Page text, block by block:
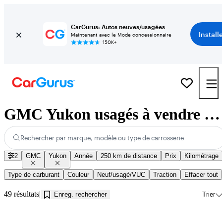
CarGurus: Autos neuves/usagées
Maintenant avec le Mode concessionnaire
150K+
GMC Yukon usagés à vendre près de Kamloops, BC
Rechercher par marque, modèle ou type de carrosserie
2 GMC Yukon Année 250 km de distance Prix Kilométrage
Type de carburant Couleur Neuf/usagé/VUC Traction Effacer tout
49 résultats Enreg. rechercher Trier